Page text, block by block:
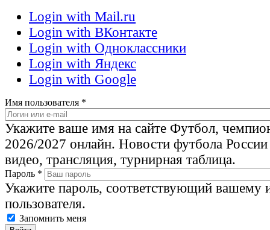
Login with Mail.ru
Login with ВКонтакте
Login with Одноклассники
Login with Яндекс
Login with Google
Имя пользователя *
Укажите ваше имя на сайте Футбол,
2026/2027 онлайн. Новости футбола
видео, трансляция, турнирная таблица.
Пароль *
Укажите пароль, соответствующий вашему
пользователя.
Запомнить меня